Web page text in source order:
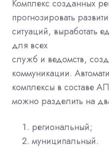
Комплекс созданных
прогнозировать
ситуаций, выработать
для всех
служб и ведомств,
коммуникации.
комплексы в составе
можно разделить на
региональный;
муниципальный.